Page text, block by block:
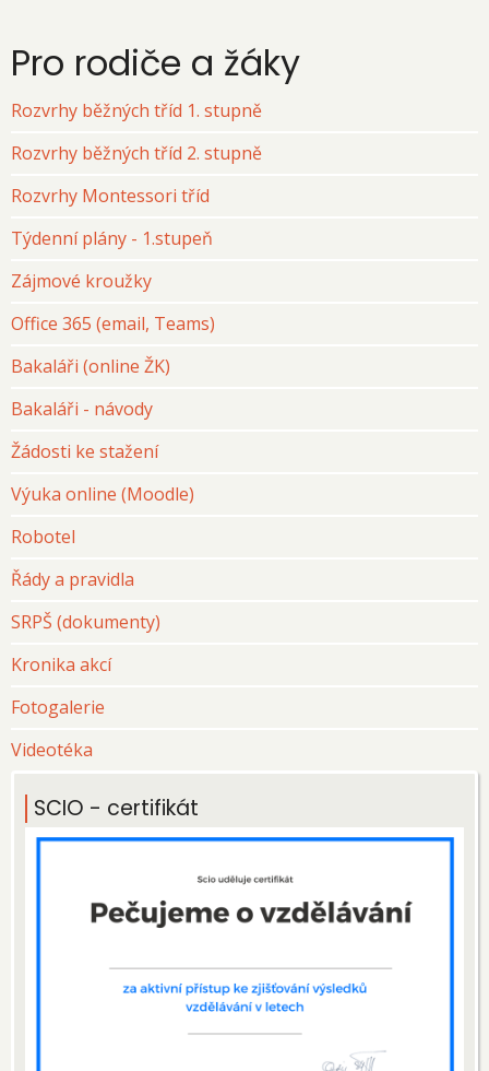
Pro rodiče a žáky
Rozvrhy běžných tříd 1. stupně
Rozvrhy běžných tříd 2. stupně
Rozvrhy Montessori tříd
Týdenní plány - 1.stupeň
Zájmové kroužky
Office 365 (email, Teams)
Bakaláři (online ŽK)
Bakaláři - návody
Žádosti ke stažení
Výuka online (Moodle)
Robotel
Řády a pravidla
SRPŠ (dokumenty)
Kronika akcí
Fotogalerie
Videotéka
SCIO - certifikát